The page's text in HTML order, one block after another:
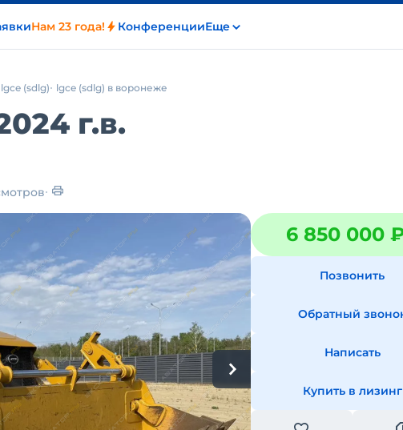
Нам 23 года! КонференцииЕще
lgce (sdlg) lgce (sdlg) в воронеже
г.в.
6 850 000
Позвонить
Обратный
Написать
Купить в лизинг